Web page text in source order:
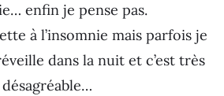
enfin je pense pas.
à l’insomnie mais parfois je
dans la nuit et c’est très
désagréable…